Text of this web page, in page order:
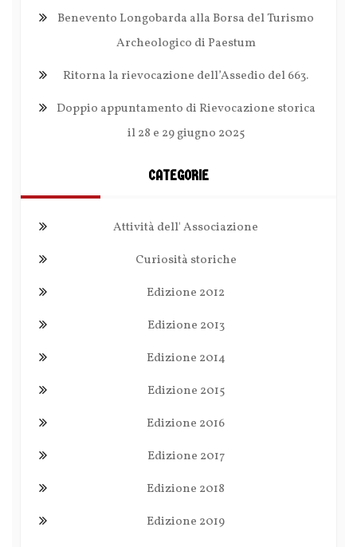
Benevento Longobarda alla Borsa del Turismo
Archeologico di Paestum
Ritorna la rievocazione dell’Assedio del 663.
Doppio appuntamento di Rievocazione storica
il 28 e 29 giugno 2025
CATEGORIE
Attività dell' Associazione
Curiosità storiche
Edizione 2012
Edizione 2013
Edizione 2014
Edizione 2015
Edizione 2016
Edizione 2017
Edizione 2018
Edizione 2019